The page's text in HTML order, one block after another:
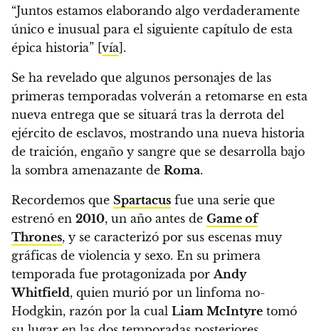
“Juntos estamos elaborando algo verdaderamente
único e inusual para el siguiente capítulo de esta
épica historia” [vía].
Se ha revelado que algunos personajes de las
primeras temporadas volverán a retomarse en esta
nueva entrega que se situará tras la derrota del
ejército de esclavos, mostrando una nueva historia
de traición, engaño y sangre que se desarrolla bajo
la sombra amenazante de Roma.
Recordemos que Spartacus fue una serie que
estrenó en 2010, un año antes de Game of
Thrones, y se caracterizó por sus escenas muy
gráficas de violencia y sexo. En su primera
temporada fue protagonizada por Andy
Whitfield, quien murió por un linfoma no-
Hodgkin, razón por la cual Liam McIntyre tomó